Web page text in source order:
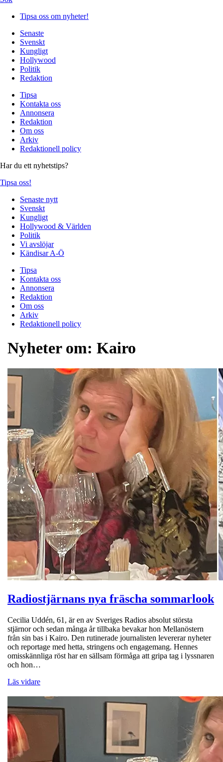
Tipsa oss om nyheter!
Senaste
Svenskt
Kungligt
Hollywood
Politik
Redaktion
Tipsa
Kontakta oss
Annonsera
Redaktion
Om oss
Arkiv
Redaktionell policy
Har du ett nyhetstips?
Tipsa oss!
Senaste nytt
Svenskt
Kungligt
Hollywood & Världen
Politik
Vi avslöjar
Kändisar A-Ö
Tipsa
Kontakta oss
Annonsera
Redaktion
Om oss
Arkiv
Redaktionell policy
Nyheter om: Kairo
Radiostjärnans nya fräscha sommarlook
Cecilia Uddén, 61, är en av Sveriges Radios absolut största
stjärnor och sedan många år tillbaka bevakar hon Mellanöstern
från sin bas i Kairo. Den rutinerade journalisten levererar nyheter
och reportage med hetta, stringens och engagemang. Hennes
omisskännliga röst har en sällsam förmåga att gripa tag i lyssnaren
och hon…
Läs vidare